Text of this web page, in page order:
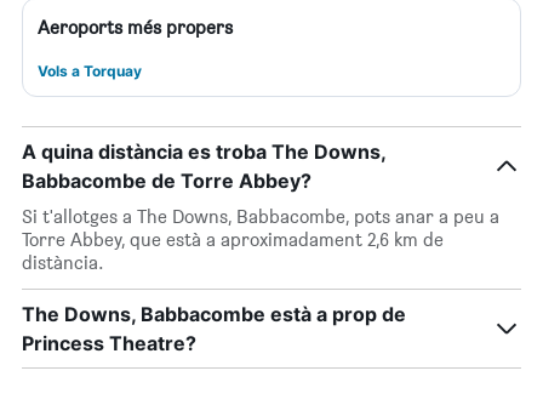
Aeroports més propers
Vols a Torquay
A quina distància es troba The Downs,
Babbacombe de Torre Abbey?
Si t'allotges a The Downs, Babbacombe, pots anar a peu a
Torre Abbey, que està a aproximadament 2,6 km de
distància.
The Downs, Babbacombe està a prop de
Princess Theatre?